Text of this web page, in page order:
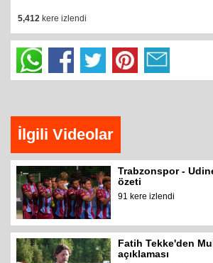
5,412 kere izlendi
İlgili Videolar
Trabzonspor -
özeti
91 kere izlendi
Fatih Tekke'den
açıklaması